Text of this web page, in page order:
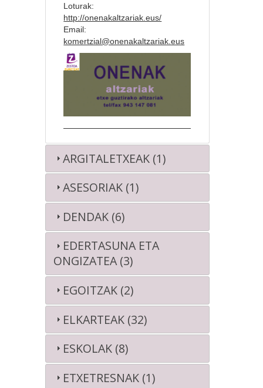
Loturak:
http://onenakaltzariak.eus/
Email:
komertzial@onenakaltzariak.eus
ARGITALETXEAK (1)
ASESORIAK (1)
DENDAK (6)
EDERTASUNA ETA
ONGIZATEA (3)
EGOITZAK (2)
ELKARTEAK (32)
ESKOLAK (8)
ETXETRESNAK (1)